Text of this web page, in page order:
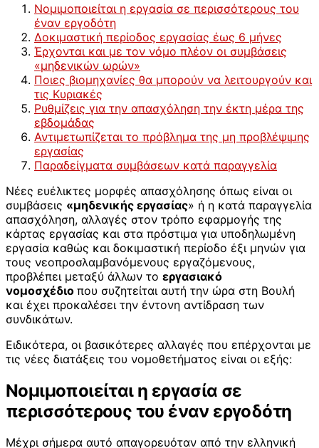
Νομιμοποιείται η εργασία σε περισσότερους του
έναν εργοδότη
Δοκιμαστική περίοδος εργασίας έως 6 μήνες
Έρχονται και με τον νόμο πλέον οι συμβάσεις
«μηδενικών ωρών»
Ποιες βιομηχανίες θα μπορούν να λειτουργούν και
τις Κυριακές
Ρυθμίζεις για την απασχόληση την έκτη μέρα της
εβδομάδας
Αντιμετωπίζεται το πρόβλημα της μη προβλέψιμης
εργασίας
Παραδείγματα συμβάσεων κατά παραγγελία
Νέες ευέλικτες μορφές απασχόλησης όπως είναι οι
συμβάσεις «μηδενικής εργασίας» ή η κατά παραγγελία
απασχόληση, αλλαγές στον τρόπο εφαρμογής της
κάρτας εργασίας και στα πρόστιμα για υποδηλωμένη
εργασία καθώς και δοκιμαστική περίοδο έξι μηνών για
τους νεοπροσλαμβανόμενους εργαζόμενους,
προβλέπει μεταξύ άλλων το εργασιακό
νομοσχέδιο που συζητείται αυτή την ώρα στη Βουλή
και έχει προκαλέσει την έντονη αντίδραση των
συνδικάτων.
Ειδικότερα, οι βασικότερες αλλαγές που επέρχονται με
τις νέες διατάξεις του νομοθετήματος είναι οι εξής:
Νομιμοποιείται η εργασία σε
περισσότερους του έναν εργοδότη
Μέχρι σήμερα αυτό απαγορευόταν από την ελληνική